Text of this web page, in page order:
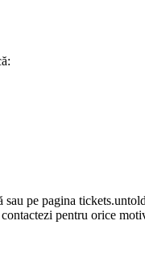
pe pagina
pentru orice